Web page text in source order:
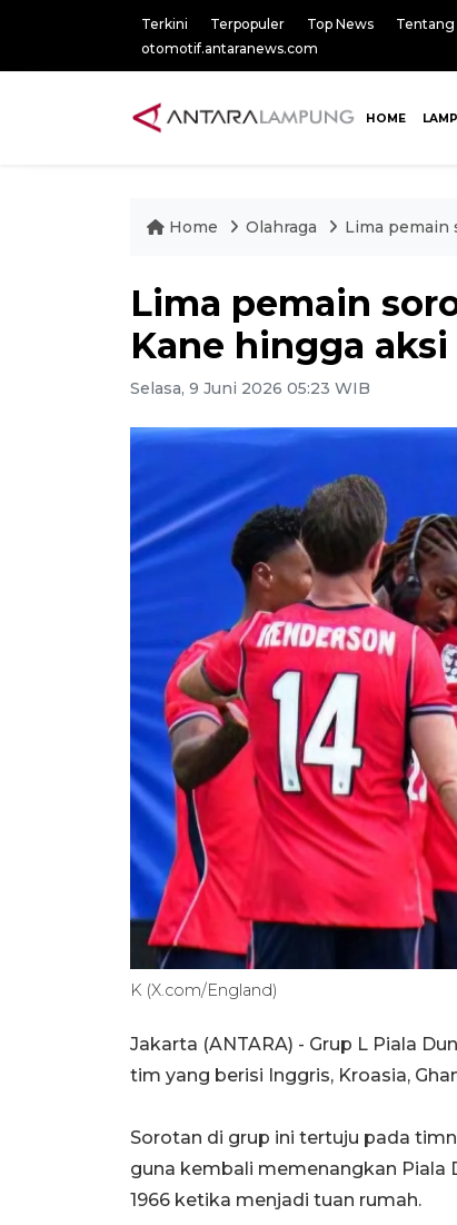
Terkini Terpopuler Top News Tentang
otomotif.antaranews.com
HOME
Home Olahraga Lima pemain
Lima pemain
Kane hingga
Selasa, 9 Juni 2026 05:23 WIB
K (X.com/England)
Jakarta (ANTARA) - Grup L Piala
tim yang berisi Inggris, Kroasia,
Sorotan di grup ini tertuju pada
guna kembali memenangkan Piala
1966 ketika menjadi tuan rumah.